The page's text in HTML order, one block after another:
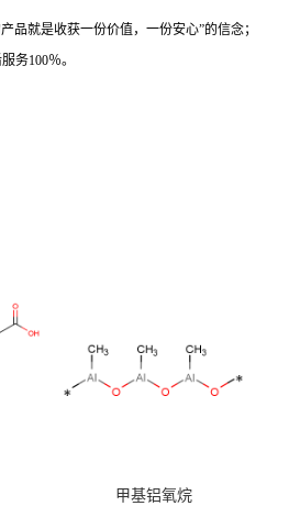
品就是收获一份价值，一份安心”的信念；
务100％。
甲基铝氧烷